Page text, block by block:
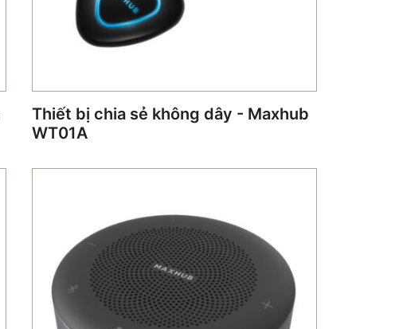
Thiết bị chia sẻ không dây - Maxhub
WT01A